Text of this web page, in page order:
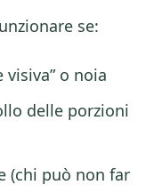
se:
o noia
delle porzioni
(chi può non far